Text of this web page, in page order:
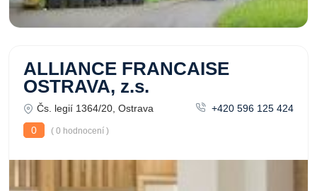
ALLIANCE FRANCAISE
OSTRAVA, z.s.
Čs. legií 1364/20, Ostrava
+420 596 125 424
0
( 0 hodnocení )